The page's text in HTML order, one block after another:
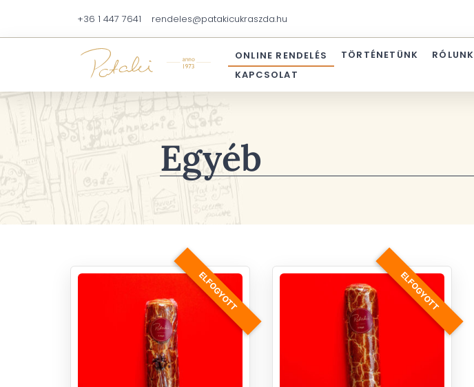
+36 1 447 7641 rendeles@patakicukraszda.hu
ONLINE RENDELÉS TÖRTÉNETÜNK RÓLUNK
KAPCSOLAT
Egyéb
ELFOGYOTT ELFOGYOTT